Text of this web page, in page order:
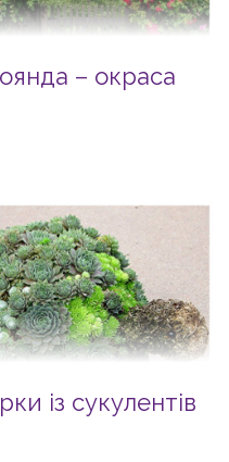
– окраса
із сукулентів